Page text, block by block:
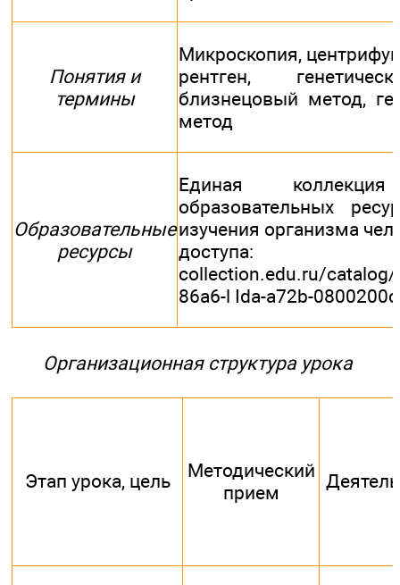
Понятия и
термины
Микроскопия,
рентген,
близнецовый метод,
метод
Образовательные
ресурсы
Единая
образовательных
изучения организма
доступа:
collection.edu.ru/
86a6-l Ida-a72b-
Организационная структура урока
Этап урока, цель
Методический
прием